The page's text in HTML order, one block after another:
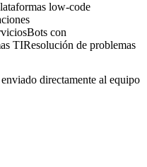
low-code
Bots con
TIResolución de problemas
directamente al equipo